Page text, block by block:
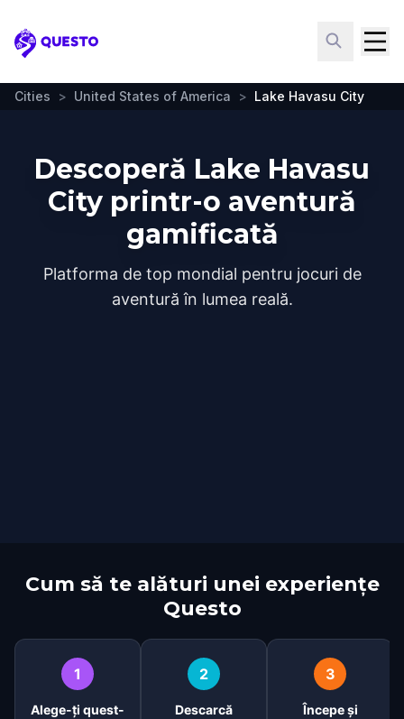
Questo
Cities > United States of America > Lake Havasu City
Descoperă Lake Havasu
City printr-o aventură
gamificată
Platforma de top mondial pentru jocuri de
aventură în lumea reală.
Cum să te alături unei experiențe
Questo
1
Alege-ți quest-
2
Descarcă
3
Începe și